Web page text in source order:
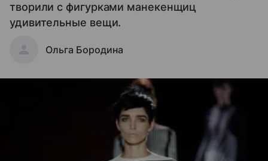
творили с фигурками манекенщиц
удивительные вещи.
Ольга Бородина